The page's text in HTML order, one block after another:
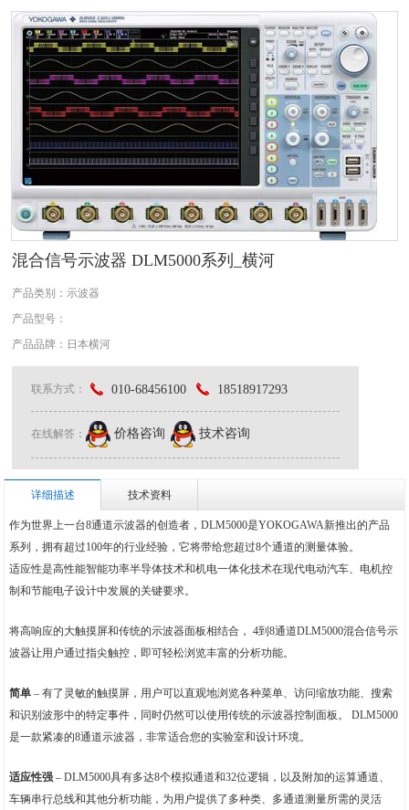
混合信号示波器 DLM5000系列_横河
产品类别：示波器
产品型号：
产品品牌： 日本横河
联系方式： 010-68456100 18518917293
在线解答： 价格咨询 技术咨询
详细描述 技术资料
作为世界上一台8通道示波器的创造者，DLM5000是YOKOGAWA新推出的产品
系列，拥有超过100年的行业经验，它将带给您超过8个通道的测量体验。
适应性是高性能智能功率半导体技术和机电一体化技术在现代电动汽车、电机控
制和节能电子设计中发展的关键要求。
将高响应的大触摸屏和传统的示波器面板相结合， 4到8通道DLM5000混合信号示
波器让用户通过指尖触控，即可轻松浏览丰富的分析功能。
简单– 有了灵敏的触摸屏，用户可以直观地浏览各种菜单、访问缩放功能、搜索
和识别波形中的特定事件，同时仍然可以使用传统的示波器控制面板。 DLM5000
是一款紧凑的8通道示波器，非常适合您的实验室和设计环境。
适应性强– DLM5000具有多达8个模拟通道和32位逻辑，以及附加的运算通道、
车辆串行总线和其他分析功能，为用户提供了多种类、多通道测量所需的灵活